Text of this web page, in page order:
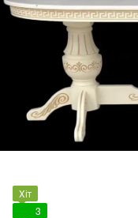
Хіт
3